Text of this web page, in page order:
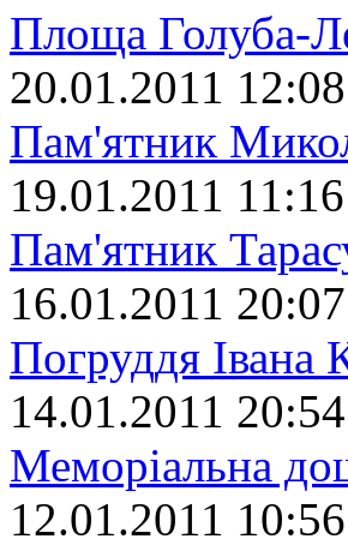
Площа Голуба-
20.01.2011 12:08
Пам'ятник
19.01.2011 11:16
Пам'ятник
16.01.2011 20:07
Погруддя Івана
14.01.2011 20:54
Меморіальна
12.01.2011 10:56